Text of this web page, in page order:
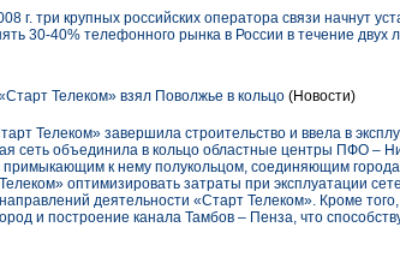
г. три крупных российских оператора связи начнут
30-40% телефонного рынка в России в течение двух
Телеком» взял Поволжье в кольцо (Новости)
Телеком» завершила строительство и ввела в
сеть объединила в кольцо областные центры ПФО –
примыкающим к нему полукольцом, соединяющим
оптимизировать затраты при эксплуатации
деятельности «Старт Телеком». Кроме
и построение канала Тамбов – Пенза, что